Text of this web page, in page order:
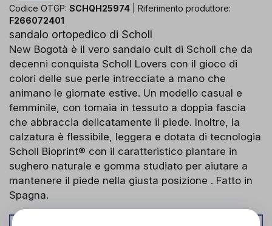
Codice OTGP: SCHQH25974
Riferimento produttore:
F266072401
sandalo ortopedico di Scholl
New Bogotà è il vero sandalo cult di Scholl che da
decenni conquista Scholl Lovers con il gioco di
colori delle sue perle intrecciate a mano che
animano le giornate estive. Un modello casual e
femminile, con tomaia in tessuto a doppia fascia
che abbraccia delicatamente il piede. Inoltre, la
calzatura è flessibile, leggera e dotata di tecnologia
Scholl Bioprint® con il caratteristico plantare in
sughero naturale e gomma studiato per aiutare a
mantenere il piede nella giusta posizione . Fatto in
Spagna.